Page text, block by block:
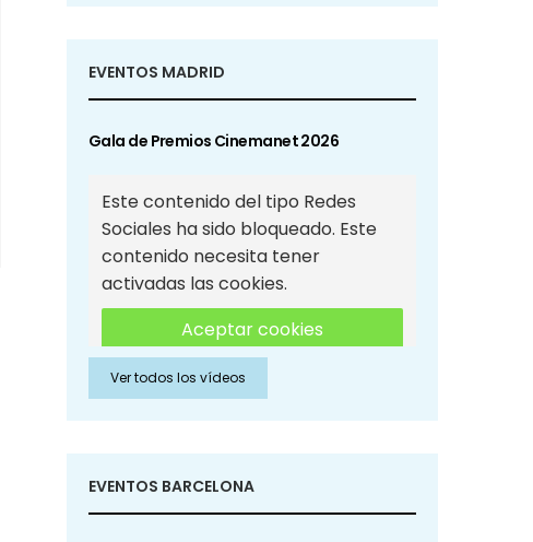
EVENTOS MADRID
Gala de Premios Cinemanet 2026
Este contenido del tipo Redes
Sociales ha sido bloqueado. Este
contenido necesita tener
activadas las cookies.
Aceptar cookies
Aceptar cookies de Redes
Sociales
Ver todos los vídeos
EVENTOS BARCELONA